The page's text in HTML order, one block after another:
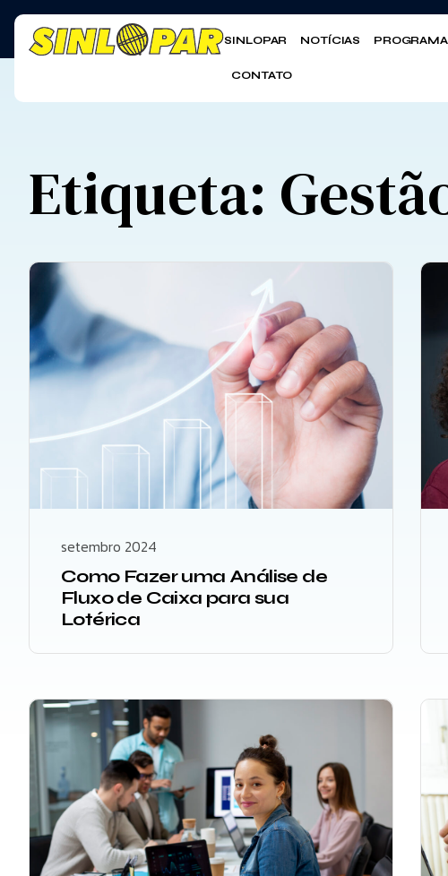
SINLOPAR NOTÍCIAS
CONTATO
Etiqueta:
setembro 2024
Como Fazer uma Análise de
Fluxo de Caixa para sua
Lotérica